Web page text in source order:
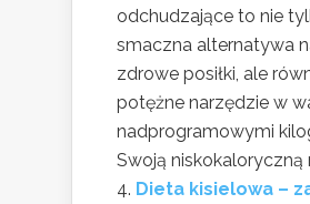
odchudzające to nie
smaczna alternatywa
zdrowe posiłki, ale
potężne narzędzie w
nadprogramowymi
Swoją niskokaloryczną
Dieta kisielowa –